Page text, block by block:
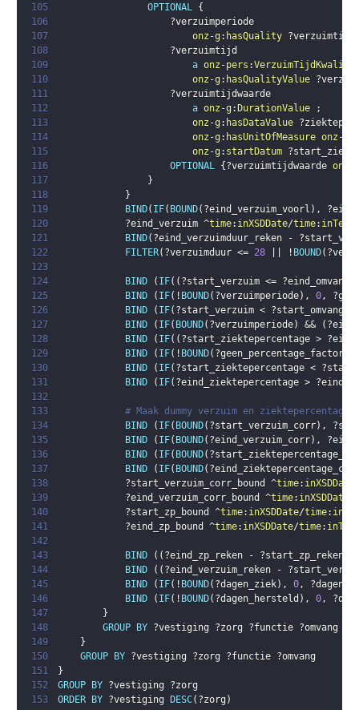
105
OPTIONAL {
106
?verzuimperiode
107
onz-g : hasQuality ?verzuimtijd
108
?verzuimtijd
109
a onz-pers :
110
onz-g : hasQualityValue
111
?verzuimtijdwaarde
112
a onz-g : DurationValue
;
113
onz-g : hasDataValue
114
onz-g : hasUnitOfMeasure onz-g
115
onz-g : startDatum
116
OPTIONAL { ?verzuimtijdwaarde onz-
117
}
118
}
119
BIND( IF( BOUND( ?eind_verzuim_voorl ) ,
120
?eind_verzuim ^time: inXSDDate/time:
121
BIND( ?eind_verzuimduur_reken -
122
FILTER( ?verzuimduur <= 28 || ! BOUND(
123
124
BIND ( IF( ( ?start_verzuim <=
125
BIND ( IF( ! BOUND( ?verzuimperiode) , 0,
126
BIND ( IF( ?start_verzuim <
127
BIND ( IF( BOUND( ?verzuimperiode) && (
128
BIND ( IF( ( ?start_ziektepercentage >
129
BIND ( IF( ! BOUND( ?geen_percentage_factor
130
BIND ( IF( ?start_ziektepercentage <
131
BIND ( IF( ?eind_ziektepercentage >
132
133
# Maak dummy verzuim en
134
BIND ( IF( BOUND( ?start_verzuim_corr) ,
135
BIND ( IF( BOUND( ?eind_verzuim_corr) ,
136
BIND ( IF( BOUND(
137
BIND ( IF( BOUND(
138
?start_verzuim_corr_bound ^time: inXSDDate
139
?eind_verzuim_corr_bound ^time: inXSDDate
140
?start_zp_bound ^time: inXSDDate/time:
141
?eind_zp_bound ^time: inXSDDate/time:
142
143
BIND ( ( ?eind_zp_reken - ?start_zp_reken
144
BIND ( ( ?eind_verzuim_reken -
145
BIND ( IF( ! BOUND( ?dagen_ziek) , 0,
146
BIND ( IF( ! BOUND( ?dagen_hersteld ) , 0,
147
}
148
GROUP BY ?vestiging ?zorg ?functie ?omvang
149
}
150
GROUP BY ?vestiging ?zorg ?functie ?omvang
151
}
152
GROUP BY ?vestiging
?zorg
153
ORDER BY ?vestiging DESC( ?zorg )